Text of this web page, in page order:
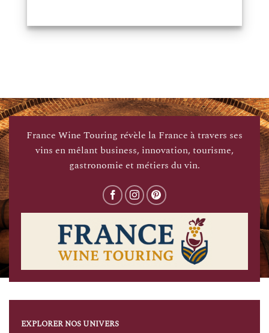
France Wine Touring révèle la France à travers ses
vins en mêlant business, innovation, tourisme,
gastronomie et métiers du vin.
EXPLORER NOS UNIVERS